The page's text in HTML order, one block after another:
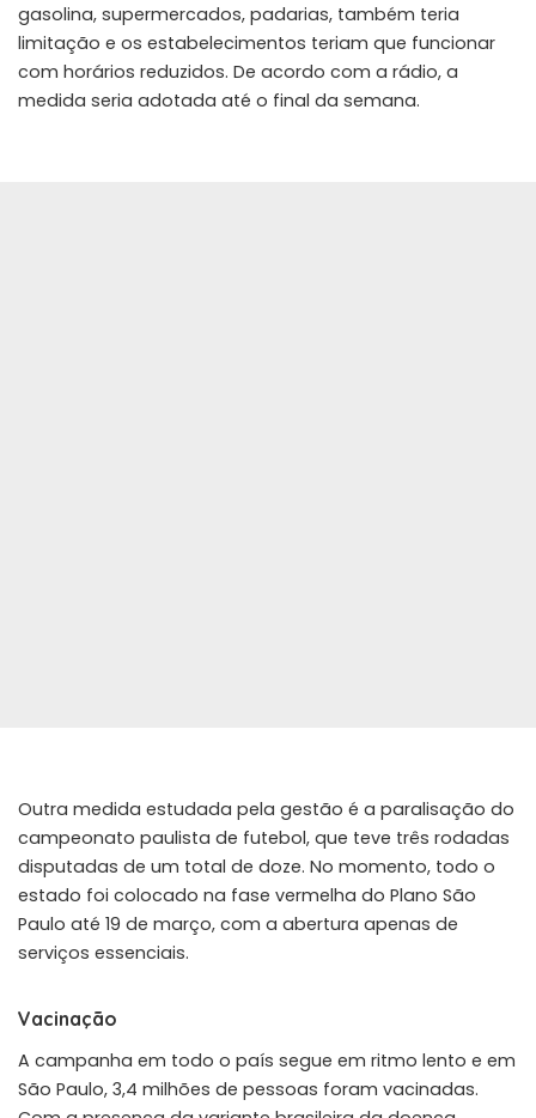
gasolina, supermercados, padarias, também teria
limitação e os estabelecimentos teriam que funcionar
com horários reduzidos. De acordo com a rádio, a
medida seria adotada até o final da semana.
Outra medida estudada pela gestão é a paralisação do
campeonato paulista de futebol, que teve três rodadas
disputadas de um total de doze. No momento, todo o
estado foi colocado na fase vermelha do Plano São
Paulo até 19 de março, com a abertura apenas de
serviços essenciais.
Vacinação
A campanha em todo o país segue em ritmo lento e em
São Paulo, 3,4 milhões de pessoas foram vacinadas.